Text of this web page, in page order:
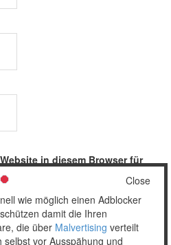
in diesem Browser für
speichern.
Close
wie möglich einen Adblocker
damit die Ihren
die über Malvertising verteilt
vor Ausspähung und